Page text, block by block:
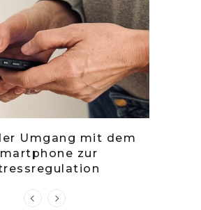
Umgang mit dem
zur